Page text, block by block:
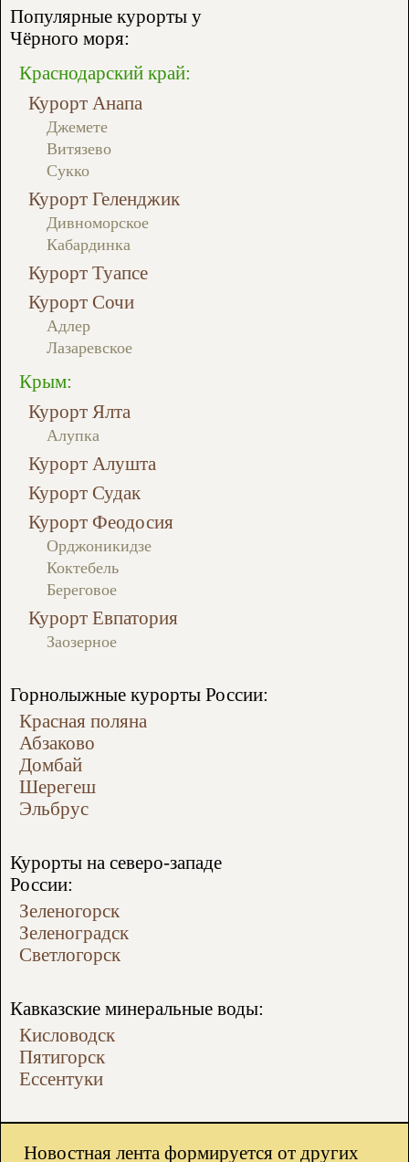
Популярные курорты у
Чёрного моря:
Краснодарский край:
Курорт Анапа
Джемете
Витязево
Сукко
Курорт Геленджик
Дивноморское
Кабардинка
Курорт Туапсе
Курорт Сочи
Адлер
Лазаревское
Крым:
Курорт Ялта
Алупка
Курорт Алушта
Курорт Судак
Курорт Феодосия
Орджоникидзе
Коктебель
Береговое
Курорт Евпатория
Заозерное
Горнолыжные курорты России:
Красная поляна
Абзаково
Домбай
Шерегеш
Эльбрус
Курорты на северо-западе
России:
Зеленогорск
Зеленоградск
Светлогорск
Кавказские минеральные воды:
Кисловодск
Пятигорск
Ессентуки
Новостная лента формируется от других